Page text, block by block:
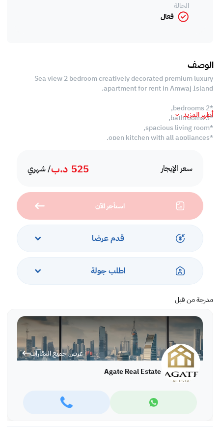
سعر الإيجار 525 د.ب/ شهري
استأجر الآن
قدم عرضا
اطلب جولة
مدرجة من قبل
عرض جميع العقارات
Agate Real Estate
الحالة
فعال
الوصف
Sea view 2 bedroom creatively decorated premium luxury
apartment for rent in Amwaj Island.
*2 bedrooms,
*3 bathrooms,
*spacious living room,
*open kitchen with all appliances,
Rent: BD 525 inclusive.
More variety of properties are available in different locations in
For more information and viewing please call or WhatsApp:
Ivana Ivanova: +973 66663360, office: +973 17280288
أظهر المزيد